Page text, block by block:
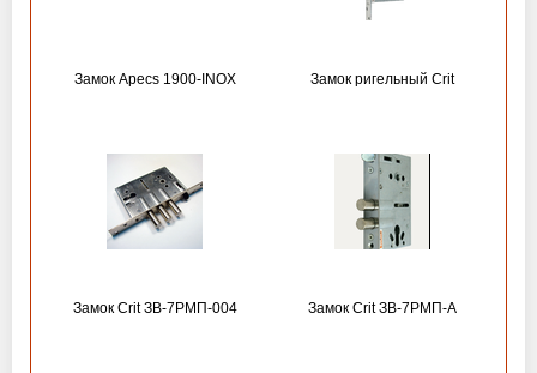
Замок Apecs 1900-INOX Замок ригельный Crit
Замок Crit ЗВ-7РМП-004 Замок Crit ЗВ-7РМП-А